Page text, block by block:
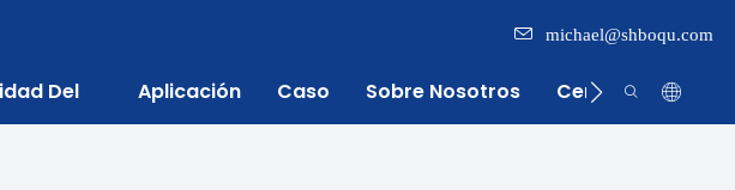
michael@shboqu.com
Del
Aplicación Caso Sobre Nosotros Centro De